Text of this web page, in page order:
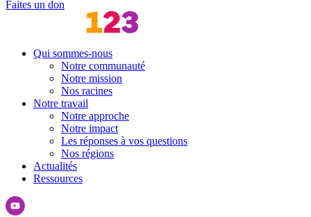
Faites un don
Qui sommes-nous
Notre communauté
Notre mission
Nos racines
Notre travail
Notre approche
Notre impact
Les réponses à vos questions
Nos régions
Actualités
Ressources